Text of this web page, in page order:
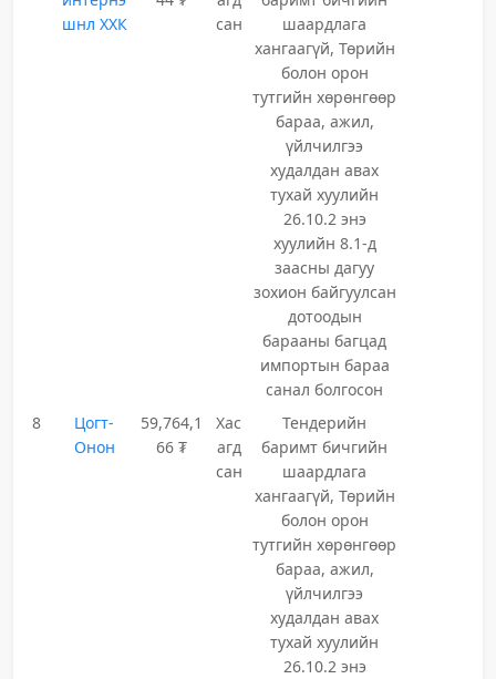
шнл ХХК
сан
шаардлага
хангаагүй, Төрийн
болон орон
тутгийн хөрөнгөөр
бараа, ажил,
үйлчилгээ
худалдан авах
тухай хуулийн
26.10.2 энэ
хуулийн 8.1-д
заасны дагуу
зохион байгуулсан
дотоодын
барааны багцад
импортын бараа
санал болгосон
8
Цогт-
Онон
59,764,1
66 ₮
Хас
агд
сан
Тендерийн
баримт бичгийн
шаардлага
хангаагүй, Төрийн
болон орон
тутгийн хөрөнгөөр
бараа, ажил,
үйлчилгээ
худалдан авах
тухай хуулийн
26.10.2 энэ